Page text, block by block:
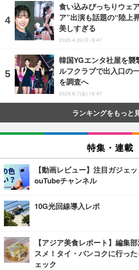
食い込みぴっちりウェ
ア”出演も話題の“陸上
美しすぎる
2026.4.20(月) 6:47
韓国YGエンタ社屋を
ルフクラブで出入口の
を調査へ
2026.8.7(金) 18:47
ランキングをもっと
特集・連載
【動画レビュー】注目ガジェ
ouTubeチャンネル
10G光回線導入レポ
【アジア美食レポート】編集
スメ！タイ・バンコクに行っ
ェック